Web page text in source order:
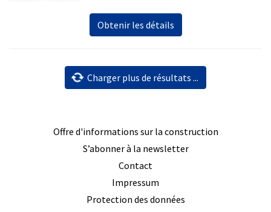
Obtenir les détails
Charger plus de résultats ...
Offre d'informations sur la construction
S’abonner à la newsletter
Contact
Impressum
Protection des données